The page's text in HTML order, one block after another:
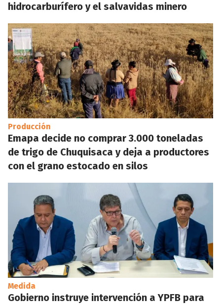
hidrocarburífero y el salvavidas minero
Producción
Emapa decide no comprar 3.000 toneladas
de trigo de Chuquisaca y deja a productores
con el grano estocado en silos
Medida
Gobierno instruye intervención a YPFB para